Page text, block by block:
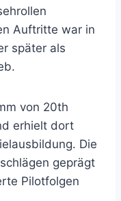
Auftritte war in
später als
von 20th
erhielt dort
Die
geprägt
Pilotfolgen